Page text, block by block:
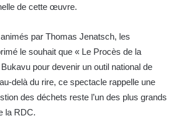
de cette œuvre.
par Thomas Jenatsch, les
le souhait que « Le Procès de la
pour devenir un outil national de
delà du rire, ce spectacle rappelle une
des déchets reste l’un des plus grands
la RDC.